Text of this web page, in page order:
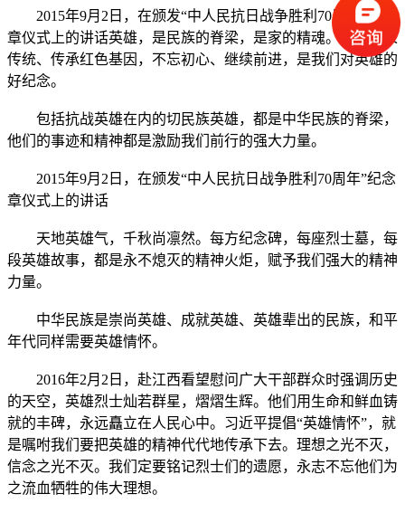
2015年9月2日，在颁发“中人民抗日战争胜利70周年”纪念
章仪式上的讲话英雄，是民族的脊梁，是家的精魂。发扬光荣
传统、传承红色基因，不忘初心、继续前进，是我们对英雄的
好纪念。
包括抗战英雄在内的切民族英雄，都是中华民族的脊梁，
他们的事迹和精神都是激励我们前行的强大力量。
2015年9月2日，在颁发“中人民抗日战争胜利70周年”纪念
章仪式上的讲话
天地英雄气，千秋尚凛然。每方纪念碑，每座烈士墓，每
段英雄故事，都是永不熄灭的精神火炬，赋予我们强大的精神
力量。
中华民族是崇尚英雄、成就英雄、英雄辈出的民族，和平
年代同样需要英雄情怀。
2016年2月2日，赴江西看望慰问广大干部群众时强调历史
的天空，英雄烈士灿若群星，熠熠生辉。他们用生命和鲜血铸
就的丰碑，永远矗立在人民心中。习近平提倡“英雄情怀”，就
是嘱咐我们要把英雄的精神代代地传承下去。理想之光不灭，
信念之光不灭。我们定要铭记烈士们的遗愿，永志不忘他们为
之流血牺牲的伟大理想。